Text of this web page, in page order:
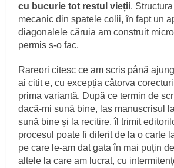
cu bucurie tot restul vieții.
mecanic din spatele colii, în fapt un
diagonalele căruia am construit
permis s-o fac.
Rareori citesc ce am scris până
ai citit e, cu excepția câtorva
prima variantă. După ce termin de
dacă-mi sună bine, las manuscrisul
sună bine și la recitire, îl trimit
procesul poate fi diferit de la o carte
pe care le-am dat gata în mai puțin
altele la care am lucrat, cu